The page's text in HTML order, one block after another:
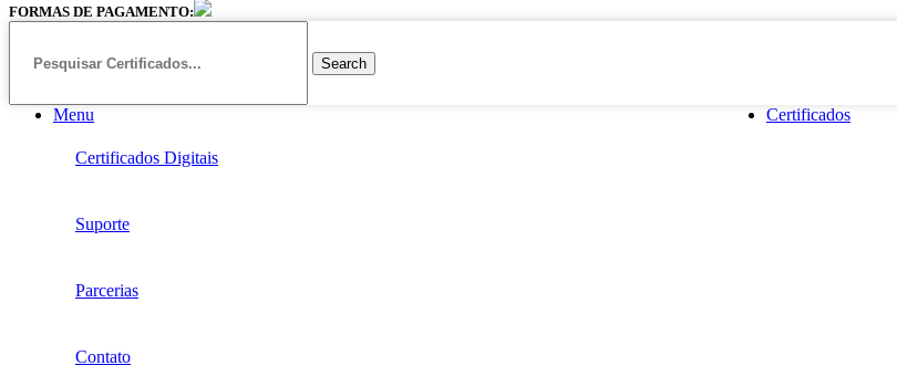
FORMAS DE PAGAMENTO:
Search
Menu Certificados
Certificados Digitais
Suporte
Parcerias
Contato